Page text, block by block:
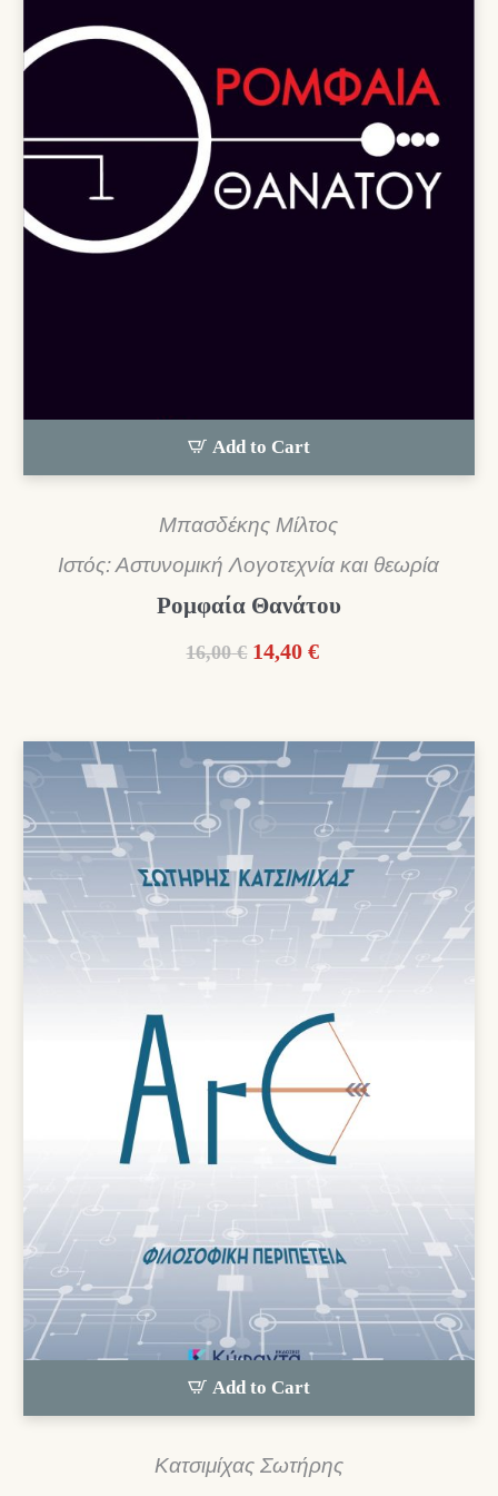
Add to Cart
Μπασδέκης Μίλτος
Ιστός: Αστυνομική Λογοτεχνία και θεωρία
Ρομφαία Θανάτου
16,00 € Original
16,00 €.
14,40 €Η
είναι:
14,40 €.
Add to Cart
Κατσιμίχας Σωτήρης